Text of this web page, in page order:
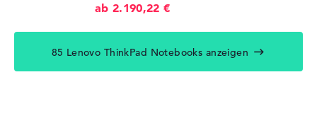
ab 2.190,22 €
85 Lenovo ThinkPad Notebooks anzeigen